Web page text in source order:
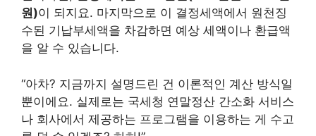
원)이 되지요. 마지막으로 이 결정세액에서 원천징
수된 기납부세액을 차감하면 예상 세액이나 환급액
을 알 수 있습니다.
“아차? 지금까지 설명드린 건 이론적인 계산 방식일
뿐이에요. 실제로는 국세청 연말정산 간소화 서비스
나 회사에서 제공하는 프로그램을 이용하는 게 수고